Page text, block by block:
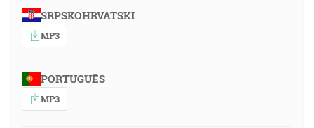
SRPSKOHRVATSKI
MP3
PORTUGUÊS
MP3